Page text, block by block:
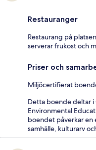
Restauranger
Restaurang på
serverar frukost och
Priser och
Miljöcertifierat
Detta boende deltar i
Environmental
boendet påverkar en
samhälle, kulturarv